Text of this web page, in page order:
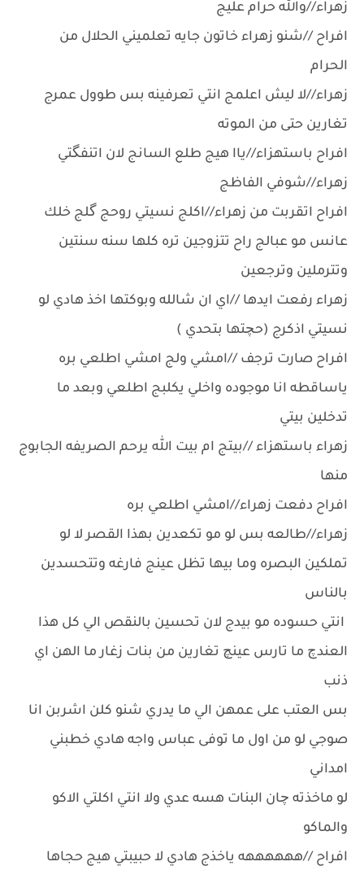
زهراء//والله حرام عليج
افراح //شنو زهراء خاتون جايه تعلميني الحلال من
الحرام
زهراء//لا ليش اعلمج انتي تعرفينه بس طوول عمرج
تغارين حتى من الموته
افراح باستهزاء//ياا هيج طلع السانج لان اتنفگتي
زهراء//شوفي الفاظج
افراح اتقربت من زهراء//اكلج نسيتي روحج گلج خلك
عانس مو عبالج راح تتزوجين تره كلها سنه سنتين
وتترملين وترجعين
زهراء رفعت ايدها //اي ان شالله وبوكتها اخذ هادي لو
نسيتي اذكرج (حچتها بتحدي )
افراح صارت ترجف //امشي ولج امشي اطلعي بره
ياساقطه انا موجوده واخلي يكلبج اطلعي وبعد ما
تدخلين بيتي
زهراء باستهزاء //بيتج ام بيت الله يرحم الصريفه الجابوج
منها
افراح دفعت زهراء//امشي اطلعي بره
زهراء//طالعه بس لو مو تكعدين بهذا القصر لا لو
تملكين البصره وما بيها تظل عينج فارغه وتتحسدين
بالناس
انتي حسوده مو بيدج لان تحسين بالنقص الي كل هذا
العندچ ما تارس عينچ تغارين من بنات زغار ما الهن اي
ذنب
بس العتب على عمهن الي ما يدري شنو كلن اشربن انا
صوجي لو من اول ما توفى عباس واجه هادي خطبني
امداني
لو ماخذته چان البنات هسه عدي ولا انتي اكلتي الاكو
والماكو
افراح //ههههههه ياخذج هادي لا حبيبتي هيج حجاها